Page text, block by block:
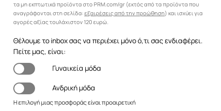
τα μη εκπτωτικά προϊόντα στο PRM.com/gr (εκτός από τα προϊόντα που
αναγράφονται στη σελίδα: εξαιρέσεις από την προώθηση) και ισχύει για
αγορές αξίας τουλάχιστον 120 ευρώ.
Θέλουμε το inbox σας να περιέχει μόνο ό,τι σας ενδιαφέρει.
Πείτε μας, είναι:
Γυναικεία μόδα
Ανδρική μόδα
Η επιλογή μιας προσφοράς είναι προαιρετική